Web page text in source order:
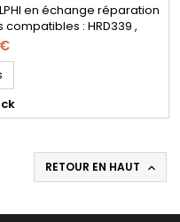
en échange réparation
: HRD339 ,
, 8200421359 , 8200815416 ,
, 7711497343
, 8200421897 ,
- Pour motorisation
RETOUR EN HAUT 